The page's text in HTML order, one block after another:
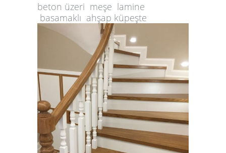
beton üzeri meşe lamine
basamaklı ahşap küpeşte